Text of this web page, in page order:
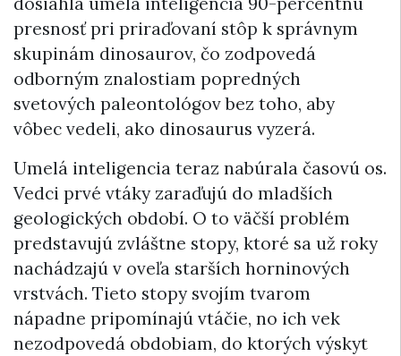
presnosť pri priraďovaní stôp k správnym
skupinám dinosaurov, čo zodpovedá
odborným znalostiam popredných
svetových paleontológov bez toho, aby
vôbec vedeli, ako dinosaurus vyzerá.
Umelá inteligencia teraz nabúrala časovú os.
Vedci prvé vtáky zaraďujú do mladších
geologických období. O to väčší problém
predstavujú zvláštne stopy, ktoré sa už roky
nachádzajú v oveľa starších horninových
vrstvách. Tieto stopy svojím tvarom
nápadne pripomínajú vtáčie, no ich vek
nezodpovedá obdobiam, do ktorých výskyt